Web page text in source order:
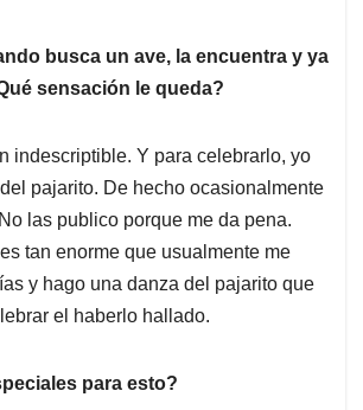
busca un ave, la encuentra y ya
sensación le queda?
indescriptible. Y para celebrarlo, yo
pajarito. De hecho ocasionalmente
las publico porque me da pena.
tan enorme que usualmente me
y hago una danza del pajarito que
el haberlo hallado.
para esto?